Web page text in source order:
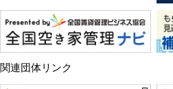
関連団体リンク